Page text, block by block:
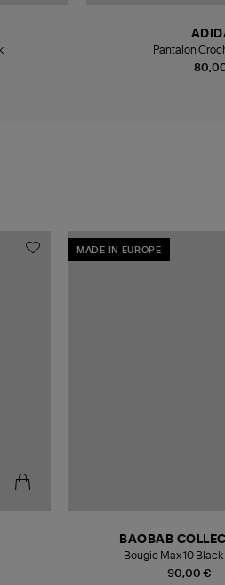
Pantalon
MADE IN EUROPE
90,00 €
BAOBAB
Bougie Max 10 Black